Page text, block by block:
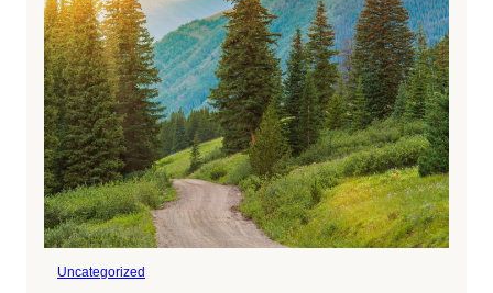
og
vigtigheden
af
disse
Uncategorized